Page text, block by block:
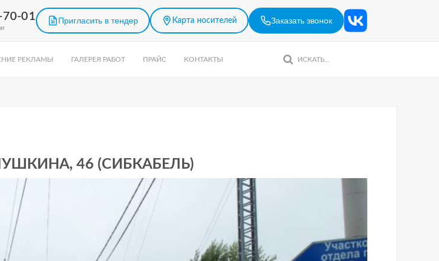
70-01 Пригласить в тендер Карта носителей Заказать звонок
РЕКЛАМЫ ГАЛЕРЕЯ РАБОТ ПРАЙС КОНТАКТЫ
46 (СИБКАБЕЛЬ)